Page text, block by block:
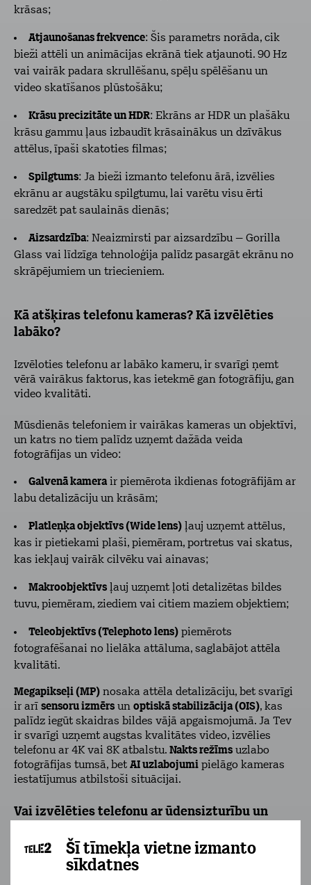
Šī tīmekļa vietne izmanto
sīkdatnes
krāsas;
Atjaunošanas frekvence: Šis parametrs norāda, cik
bieži attēli un animācijas ekrānā tiek atjaunoti. 90 Hz
vai vairāk padara skrullēšanu, spēļu spēlēšanu un
video skatīšanos plūstošāku;
Krāsu precizitāte un HDR: Ekrāns ar HDR un plašāku
krāsu gammu ļaus izbaudīt krāsainākus un dzīvākus
attēlus, īpaši skatoties filmas;
Spilgtums: Ja bieži izmanto telefonu ārā, izvēlies
ekrānu ar augstāku spilgtumu, lai varētu visu ērti
saredzēt pat saulainās dienās;
Aizsardzība: Neaizmirsti par aizsardzību – Gorilla
Glass vai līdzīga tehnoloģija palīdz pasargāt ekrānu no
skrāpējumiem un triecieniem.
Kā atšķiras telefonu kameras? Kā izvēlēties
labāko?
Izvēloties telefonu ar labāko kameru, ir svarīgi ņemt
vērā vairākus faktorus, kas ietekmē gan fotogrāfiju, gan
video kvalitāti.
Mūsdienās telefoniem ir vairākas kameras un objektīvi,
un katrs no tiem palīdz uzņemt dažāda veida
fotogrāfijas un video:
Galvenā kamerair piemērota ikdienas fotogrāfijām ar
labu detalizāciju un krāsām;
Platleņķa objektīvs (Wide lens) ļauj uzņemt attēlus,
kas ir pietiekami plaši, piemēram, portretus vai skatus,
kas iekļauj vairāk cilvēku vai ainavas;
Makroobjektīvs ļauj uzņemt ļoti detalizētas bildes
tuvu, piemēram, ziediem vai citiem maziem objektiem;
Teleobjektīvs (Telephoto lens) piemērots
fotografēšanai no lielāka attāluma, saglabājot attēla
kvalitāti.
Megapikseļi (MP) nosaka attēla detalizāciju, bet svarīgi
ir arī sensoru izmērs un optiskā stabilizācija (OIS), kas
palīdz iegūt skaidras bildes vājā apgaismojumā. Ja Tev
ir svarīgi uzņemt augstas kvalitātes video, izvēlies
telefonu ar 4K vai 8K atbalstu. Nakts režīms uzlabo
fotogrāfijas tumsā, bet AI uzlabojumi pielāgo kameras
iestatījumus atbilstoši situācijai.
Vai izvēlēties telefonu ar ūdensizturību un
Izvēloties telefonu ar ūdensizturību un papildu